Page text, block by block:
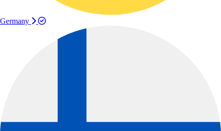
Germany